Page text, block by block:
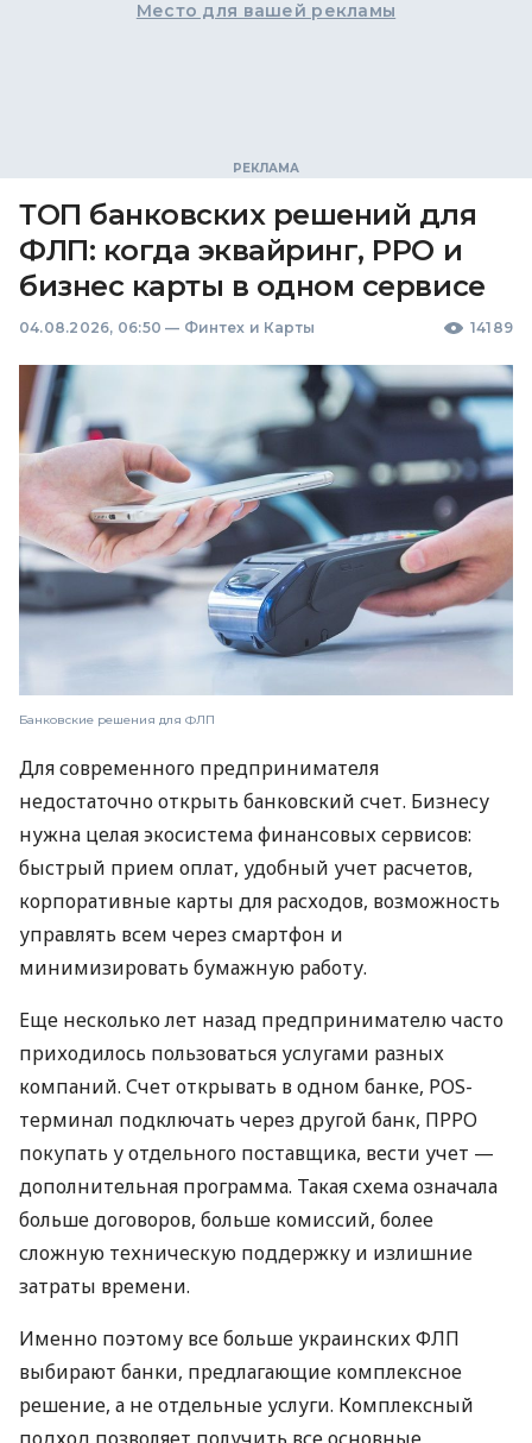
Место для вашей рекламы
ТОП банковских решений для
ФЛП: когда эквайринг, РРО и
бизнес карты в одном сервисе
04.08.2026, 06:50 — Финтех и Карты 14189
Банковские решения для ФЛП
Для современного предпринимателя
недостаточно открыть банковский счет. Бизнесу
нужна целая экосистема финансовых сервисов:
быстрый прием оплат, удобный учет расчетов,
корпоративные карты для расходов, возможность
управлять всем через смартфон и
минимизировать бумажную работу.
Еще несколько лет назад предпринимателю часто
приходилось пользоваться услугами разных
компаний. Счет открывать в одном банке, POS-
терминал подключать через другой банк, ПРРО
покупать у отдельного поставщика, вести учет —
дополнительная программа. Такая схема означала
больше договоров, больше комиссий, более
сложную техническую поддержку и излишние
затраты времени.
Именно поэтому все больше украинских ФЛП
выбирают банки, предлагающие комплексное
решение, а не отдельные услуги. Комплексный
подход позволяет получить все основные